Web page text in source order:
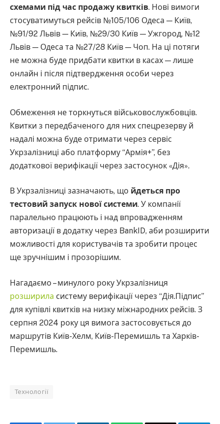
схемами під час продажу квитків. Нові вимоги
стосуватимуться рейсів №105/106 Одеса — Київ,
№91/92 Львів — Київ, №29/30 Київ — Ужгород, №12
Львів — Одеса та №27/28 Київ — Чоп. На ці потяги
не можна буде придбати квитки в касах — лише
онлайн і після підтвердження особи через
електронний підпис.
Обмеження не торкнуться військовослужбовців.
Квитки з передбаченого для них спецрезерву й
надалі можна буде отримати через сервіс
Укрзалізниці або платформу “Армія+”, без
додаткової верифікації через застосунок «Дія».
В Укрзалізниці зазначають, що йдеться про
тестовий запуск нової системи. У компанії
паралельно працюють і над впровадженням
авторизації в додатку через BankID, аби розширити
можливості для користувачів та зробити процес
ще зручнішим і прозорішим.
Нагадаємо – минулого року Укрзалізниця
розширила систему верифікації через “Дія.Підпис”
для купівлі квитків на низку міжнародних рейсів. З
серпня 2024 року ця вимога застосовується до
маршрутів Київ-Хелм, Київ-Перемишль та Харків-
Перемишль.
Технології